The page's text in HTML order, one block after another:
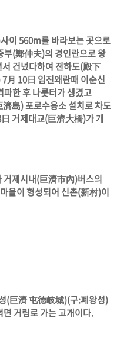
이 560m를 바라보는 곳으로
(鄭仲夫)의 경인란으로 왕
건넜다하여 전하도(殿下
月 10日 임진왜란때 이순신
한 후 나룻터가 생겼고
島) 포로수용소 설치로 차도
거제대교(巨濟大橋)가 개
제시내(巨濟市內)버스의
을이 형성되어 신촌(新村)이
(巨濟 屯德岐城)(구:폐왕성)
거림로 가는 고개이다.